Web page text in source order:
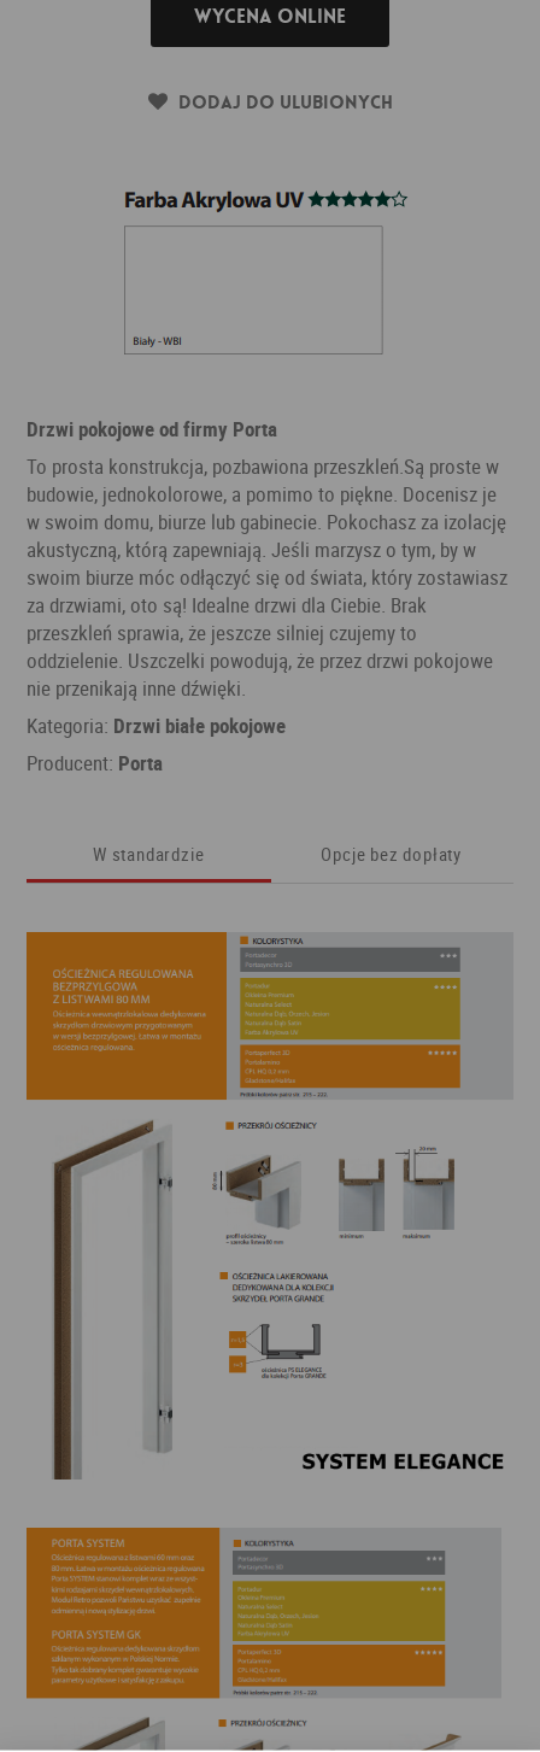
Wycena online
Dodaj do ulubionych
Drzwi pokojowe od firmy Porta
To prosta konstrukcja, pozbawiona przeszkleń.Są proste w
budowie, jednokolorowe, a pomimo to piękne. Docenisz je
w swoim domu, biurze lub gabinecie. Pokochasz za izolację
akustyczną, którą zapewniają. Jeśli marzysz o tym, by w
swoim biurze móc odłączyć się od świata, który zostawiasz
za drzwiami, oto są! Idealne drzwi dla Ciebie. Brak
przeszkleń sprawia, że jeszcze silniej czujemy to
oddzielenie. Uszczelki powodują, że przez drzwi pokojowe
nie przenikają inne dźwięki.
Kategoria: Drzwi białe pokojowe
Producent: Porta
W standardzie Opcje bez dopłaty